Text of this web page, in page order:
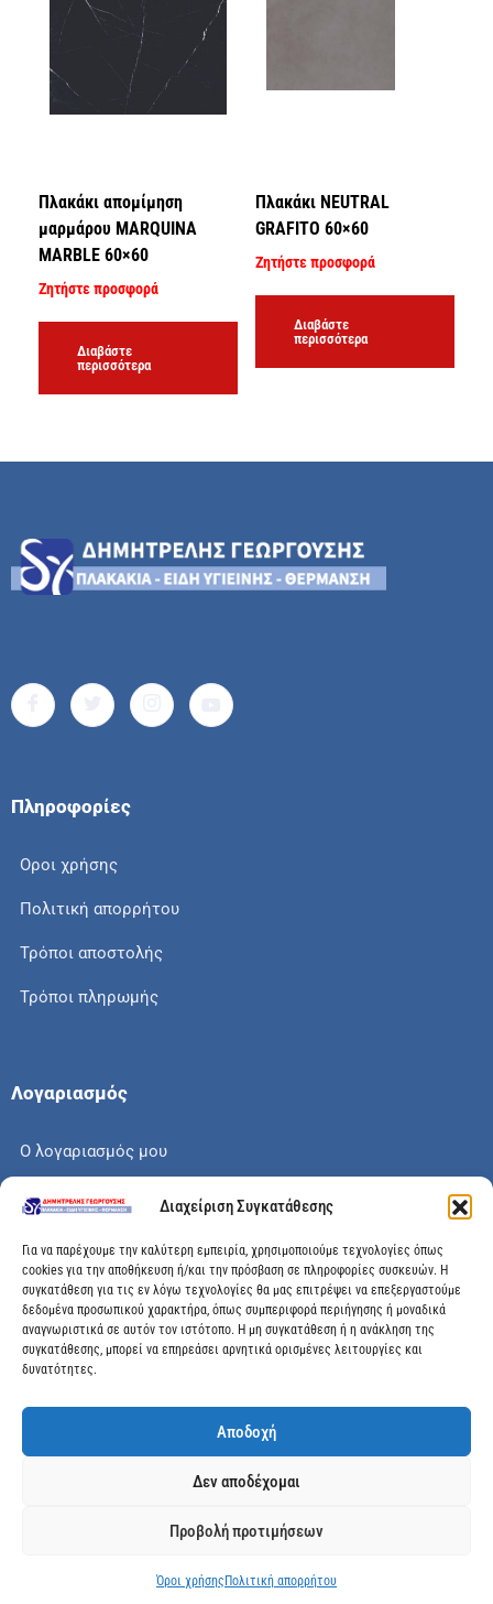
Διαχείριση Συγκατάθεσης
Για να παρέχουμε την καλύτερη εμπειρία, χρησιμοποιούμε τεχνολογίες όπως
cookies για την αποθήκευση ή/και την πρόσβαση σε πληροφορίες συσκευών. Η
συγκατάθεση για τις εν λόγω τεχνολογίες θα μας επιτρέψει να επεξεργαστούμε
δεδομένα προσωπικού χαρακτήρα, όπως συμπεριφορά περιήγησης ή μοναδικά
αναγνωριστικά σε αυτόν τον ιστότοπο. Η μη συγκατάθεση ή η ανάκληση της
συγκατάθεσης, μπορεί να επηρεάσει αρνητικά ορισμένες λειτουργίες και
δυνατότητες.
Αποδοχή
Δεν αποδέχομαι
Προβολή προτιμήσεων
Όροι χρήσης Πολιτική απορρήτου
Πλακάκι απομίμηση
μαρμάρου MARQUINA
MARBLE 60×60
Ζητήστε προσφορά
Διαβάστε
περισσότερα
Πλακάκι NEUTRAL
GRAFITO 60×60
Ζητήστε προσφορά
Διαβάστε
περισσότερα
Πληροφορίες
Οροι χρήσης
Πολιτική απορρήτου
Τρόποι αποστολής
Τρόποι πληρωμής
Λογαριασμός
Ο λογαριασμός μου
Το καλάθι μου
Check out
Διεύθυνση
Μεγάλης Χώρας 89, Αγρίνιο, Τ.Κ: 30100
info@dimitrelis-georgousis.gr
© 2025 dimitrelis-georgousis.gr. All rights reserved.